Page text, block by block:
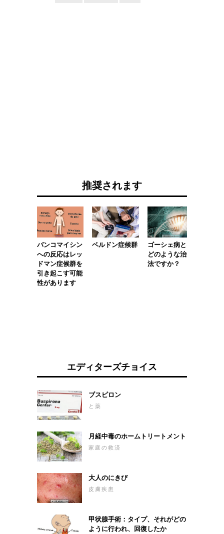
推奨されます
バンコマイシン
への反応はレッ
ドマン症候群を
引き起こす可能
性があります
ベルドン症候群
ゴーシェ病とは
どのような治療
法ですか？
エディターズチョイス
ブスピロン
と薬
月経中毒のホームトリートメント
家庭の救済
大人のにきび
皮膚疾患
甲状腺手術：タイプ、それがどの
ように行われ、回復したか